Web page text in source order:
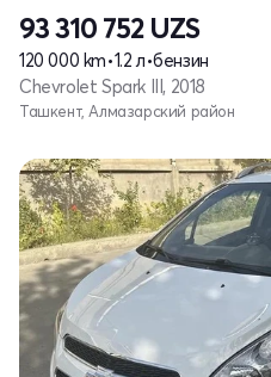
93 310 752 UZS
120 000 km•1.2 л•бензин
Chevrolet Spark III, 2018
Ташкент, Алмазарский район